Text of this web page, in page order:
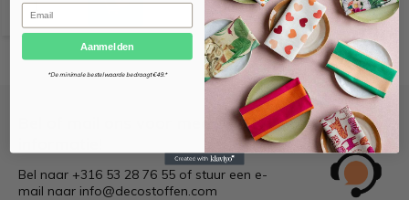
Bel naar +316 53 28 76 55 of stuur een e-
mail naar info@decostoffen.com
Email
Aanmelden
*De minimale bestelwaarde bedraagt €49.*